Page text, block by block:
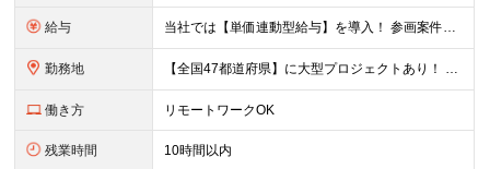
給与 当社では【単価連動型給与】を導入！ 参画案件の契約単価に連動して給与が決定。 還元率は単価の【70％～80％】と東証プライム上場グループとして高水準です！（社会保険料・教育コスト含む） ■関東：月給
勤務地 【全国47都道府県】に大型プロジェクトあり！ 主要勤務地： 北海道/宮城県/栃木県/埼玉県/千葉県/東京都/神奈川県/愛知県/大阪府/京都府/兵庫県/広島県/福岡県/熊本県 ※勤務エリアは、あなたの
働き方 リモートワークOK
残業時間 10時間以内